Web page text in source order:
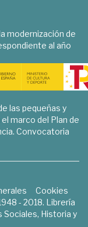
modernización de
al año
las pequeñas y
marco del Plan de
Convocatoria
Cookies
- 2018. Librería
Sociales, Historia y